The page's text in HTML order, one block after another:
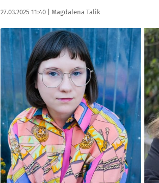
Data publikacji:
27.03.2025 11:40 | Autor:
Magdalena Talik
Kliknij, aby powiększyć